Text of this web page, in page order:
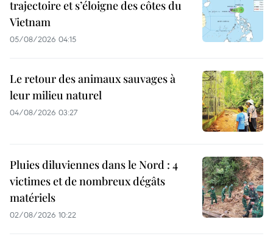
trajectoire et s’éloigne des côtes du
Vietnam
05/08/2026 04:15
Le retour des animaux sauvages à
leur milieu naturel
04/08/2026 03:27
Pluies diluviennes dans le Nord : 4
victimes et de nombreux dégâts
matériels
02/08/2026 10:22